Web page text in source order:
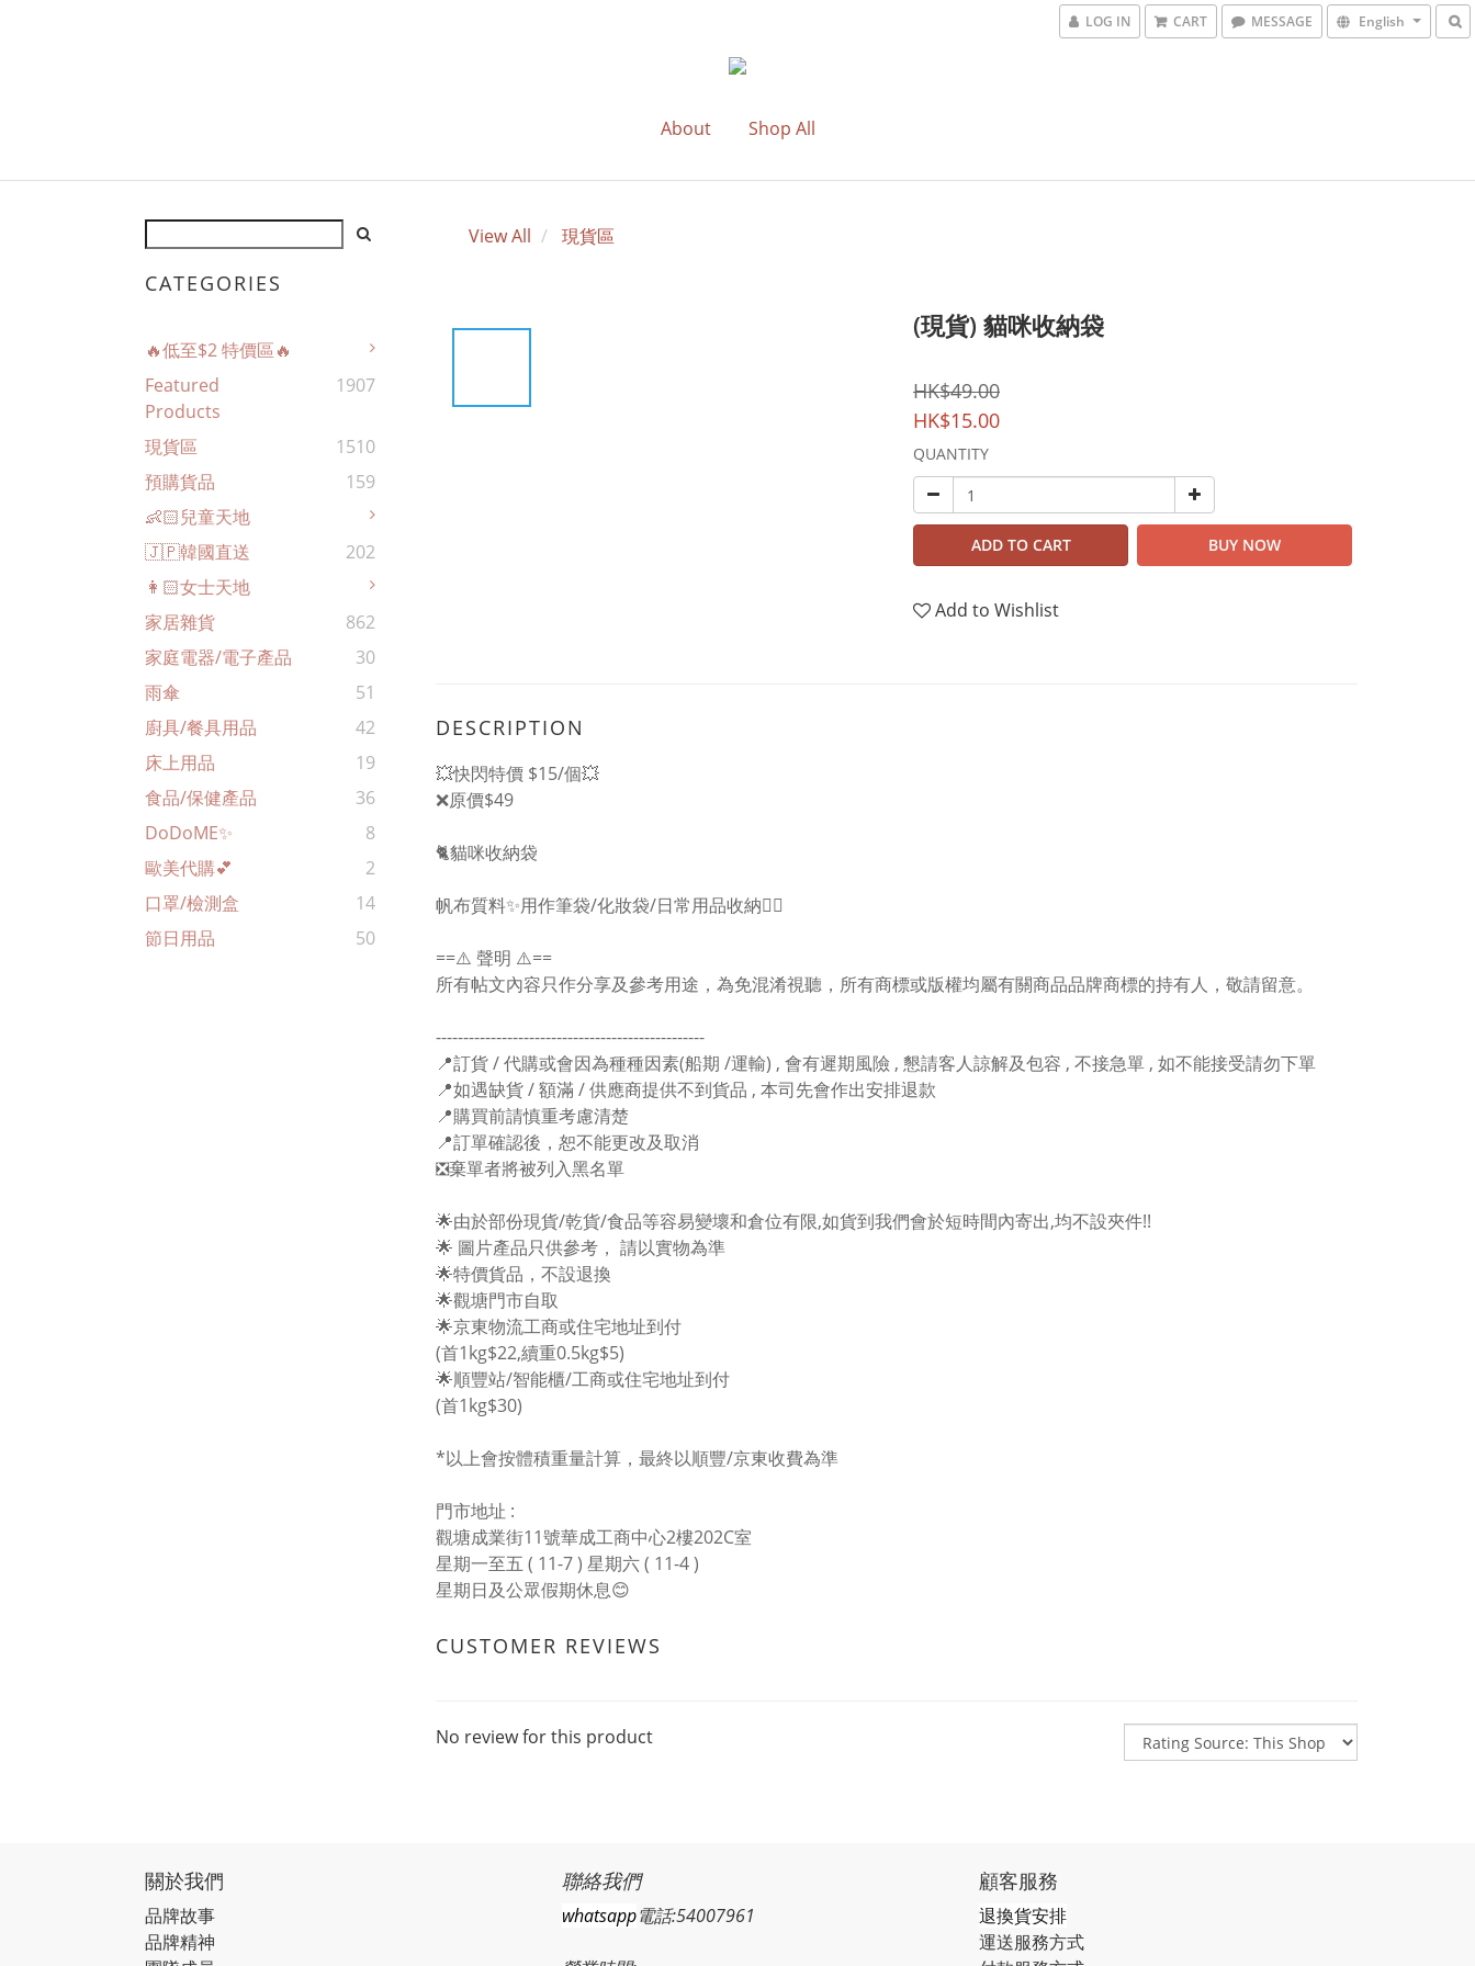
LOG IN CART MESSAGE English
About Shop All
CATEGORIES
🔥低至$2 特價區🔥
Featured
Products
1907
現貨區
1510
預購貨品
159
👶🏻兒童天地
🇯🇵韓國直送
202
👩🏻女士天地
家居雜貨
862
家庭電器/電子產品
30
雨傘
51
廚具/餐具用品
42
床上用品
19
食品/保健產品
36
DoDoME✨
8
歐美代購💕
2
口罩/檢測盒
14
節日用品
50
View All 現貨區
(現貨) 貓咪收納袋
HK$49.00
HK$15.00
QUANTITY
ADD TO CART BUY NOW
Add to Wishlist
DESCRIPTION
💥快閃特價 $15/個💥
❌原價$49
🐈貓咪收納袋
帆布質料✨用作筆袋/化妝袋/日常用品收納👍🏻
==⚠️ 聲明 ⚠️==
所有帖文內容只作分享及參考用途，為免混淆視聽，所有商標或版權均屬有關商品品牌商標的持有人，敬請留意。
-------------------------------------------------
📍訂貨 / 代購或會因為種種因素(船期 /運輸) , 會有遲期風險 , 懇請客人諒解及包容 , 不接急單 , 如不能接受請勿下單
📍如遇缺貨 / 額滿 / 供應商提供不到貨品 , 本司先會作出安排退款
📍購買前請慎重考慮清楚
📍訂單確認後，恕不能更改及取消
❎棄單者將被列入黑名單
🌟由於部份現貨/乾貨/食品等容易變壞和倉位有限,如貨到我們會於短時間內寄出,均不設夾件!!
🌟 圖片產品只供參考， 請以實物為準
🌟特價貨品，不設退換
🌟觀塘門市自取
🌟京東物流工商或住宅地址到付
(首1kg$22,續重0.5kg$5)
🌟順豐站/智能櫃/工商或住宅地址到付
(首1kg$30)
*以上會按體積重量計算，最終以順豐/京東收費為準
門市地址 :
觀塘成業街11號華成工商中心2樓202C室
星期一至五 ( 11-7 ) 星期六 ( 11-4 )
星期日及公眾假期休息😊
CUSTOMER REVIEWS
No review for this product
關於我們
品牌故事
品牌精神
聯絡我們
whatsapp電話:54007961
顧客服務
退換貨安排
運送服務方式